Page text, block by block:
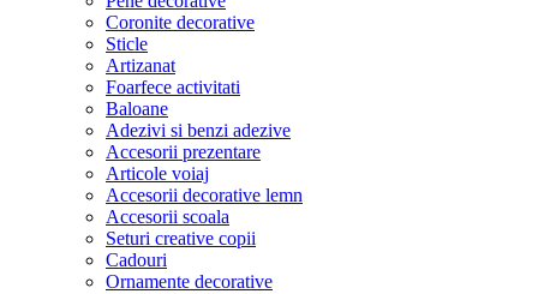
Coronite decorative
Sticle
Artizanat
Foarfece activitati
Baloane
Adezivi si benzi adezive
Accesorii prezentare
Articole voiaj
Accesorii decorative lemn
Accesorii scoala
Seturi creative copii
Cadouri
Ornamente decorative